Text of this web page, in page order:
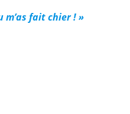
m’as fait chier ! »